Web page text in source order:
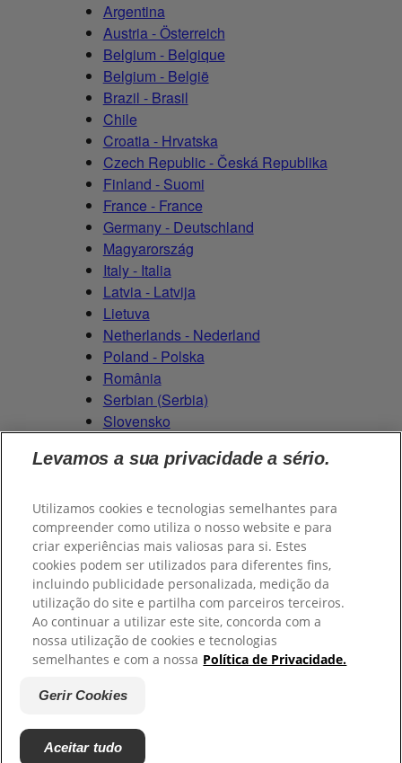
Argentina
Austria - Österreich
Belgium - Belgique
Belgium - België
Brazil - Brasil
Chile
Croatia - Hrvatska
Czech Republic - Česká Republika
Finland - Suomi
France - France
Germany - Deutschland
Magyarország
Italy - Italia
Latvia - Latvija
Lietuva
Netherlands - Nederland
Poland - Polska
România
Serbian (Serbia)
Slovensko
Switzerland (Schweiz)
© 2026Colgate-Palmolive Company. Todos os direitos
reservados.
Termos e CondiçõesPolíticas de PrivacidadeGerenciar meus
Levamos a sua privacidade a sério.
Utilizamos cookies e tecnologias semelhantes para
compreender como utiliza o nosso website e para
criar experiências mais valiosas para si. Estes
cookies podem ser utilizados para diferentes fins,
incluindo publicidade personalizada, medição da
utilização do site e partilha com parceiros terceiros.
Ao continuar a utilizar este site, concorda com a
nossa utilização de cookies e tecnologias
semelhantes e com a nossa Política de Privacidade.
Gerir Cookies
Aceitar tudo